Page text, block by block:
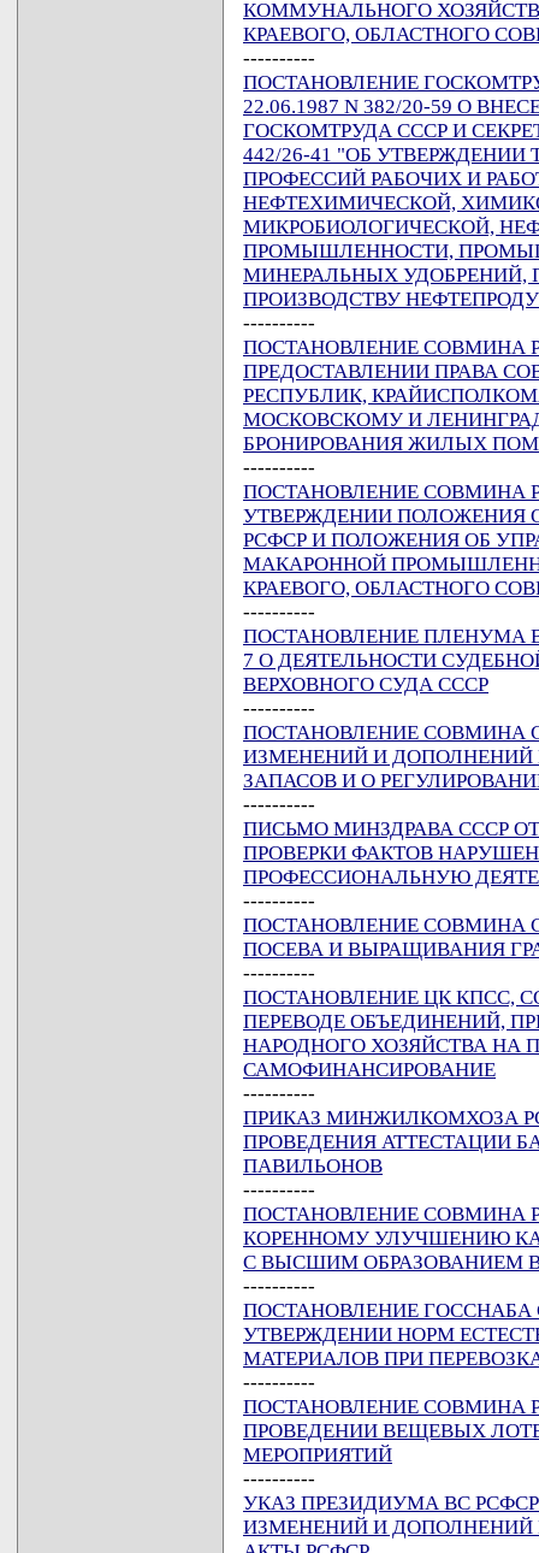
КОММУНАЛЬНОГО
КРАЕВОГО, ОБЛАСТНОГО
----------
ПОСТАНОВЛЕНИЕ
22.06.1987 N 382/20-59 О
ГОСКОМТРУДА СССР И
442/26-41 "ОБ
ПРОФЕССИЙ РАБОЧИХ И
НЕФТЕХИМИЧЕСКОЙ,
МИКРОБИОЛОГИЧЕСКОЙ,
ПРОМЫШЛЕННОСТИ,
МИНЕРАЛЬНЫХ УДОБРЕНИЙ,
ПРОИЗВОДСТВУ
----------
ПОСТАНОВЛЕНИЕ СОВМИНА
ПРЕДОСТАВЛЕНИИ ПРАВА
РЕСПУБЛИК,
МОСКОВСКОМУ И
БРОНИРОВАНИЯ ЖИЛЫХ
----------
ПОСТАНОВЛЕНИЕ СОВМИНА
УТВЕРЖДЕНИИ ПОЛОЖЕНИЯ
РСФСР И ПОЛОЖЕНИЯ ОБ
МАКАРОННОЙ
КРАЕВОГО, ОБЛАСТНОГО
----------
ПОСТАНОВЛЕНИЕ ПЛЕНУМА
7 О ДЕЯТЕЛЬНОСТИ
ВЕРХОВНОГО СУДА СССР
----------
ПОСТАНОВЛЕНИЕ СОВМИНА
ИЗМЕНЕНИЙ И
ЗАПАСОВ И О
----------
ПИСЬМО МИНЗДРАВА СССР ОТ
ПРОВЕРКИ ФАКТОВ
ПРОФЕССИОНАЛЬНУЮ
----------
ПОСТАНОВЛЕНИЕ СОВМИНА
ПОСЕВА И ВЫРАЩИВАНИЯ
----------
ПОСТАНОВЛЕНИЕ ЦК КПСС,
ПЕРЕВОДЕ ОБЪЕДИНЕНИЙ,
НАРОДНОГО ХОЗЯЙСТВА НА
САМОФИНАНСИРОВАНИЕ
----------
ПРИКАЗ МИНЖИЛКОМХОЗА
ПРОВЕДЕНИЯ АТТЕСТАЦИИ
ПАВИЛЬОНОВ
----------
ПОСТАНОВЛЕНИЕ СОВМИНА
КОРЕННОМУ УЛУЧШЕНИЮ
С ВЫСШИМ ОБРАЗОВАНИЕМ
----------
ПОСТАНОВЛЕНИЕ ГОССНАБА
УТВЕРЖДЕНИИ НОРМ
МАТЕРИАЛОВ ПРИ
----------
ПОСТАНОВЛЕНИЕ СОВМИНА
ПРОВЕДЕНИИ ВЕЩЕВЫХ
МЕРОПРИЯТИЙ
----------
УКАЗ ПРЕЗИДИУМА ВС РСФСР
ИЗМЕНЕНИЙ И ДОПОЛНЕНИЙ